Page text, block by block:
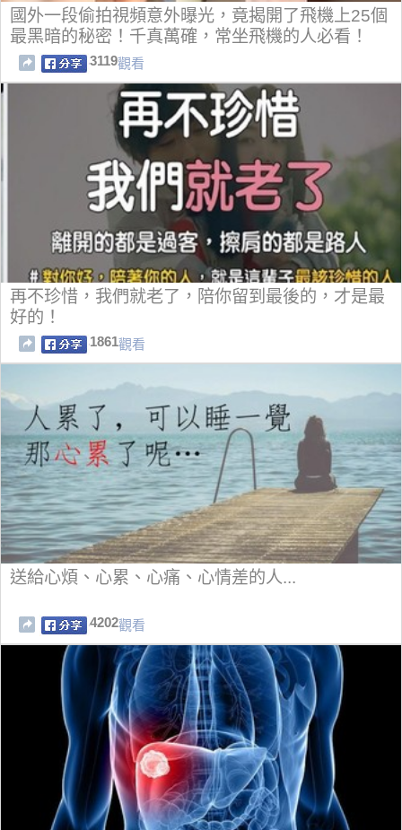
國外一段偷拍視頻意外曝光，竟揭開了飛機上25個
最黑暗的秘密！千真萬確，常坐飛機的人必看！
3119觀看
再不珍惜，我們就老了，陪你留到最後的，才是最
好的！
1861觀看
送給心煩、心累、心痛、心情差的人...
4202觀看